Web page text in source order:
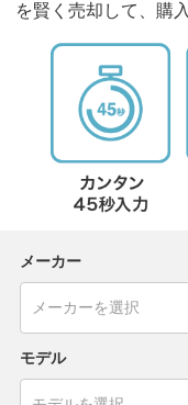
を賢く売却して、購
メーカー
モデル